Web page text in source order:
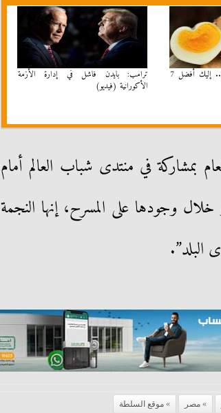
إزاي تحافظ على صحة فمك؟.. إليك أفضل 7
ترامب: بايدن فاشل في إدارة الأزمة
الأكورانية (فيديو)
بمشاركة في منتدى شباب العالم أمام
وجودها على المسرح، إنها النجمة
البلد”.
مصر موقع السلطة